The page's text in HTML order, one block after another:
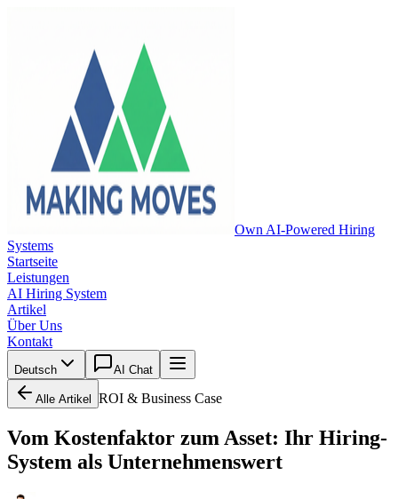
Own AI-Powered Hiring
Systems
Startseite
Leistungen
AI Hiring System
Artikel
Über Uns
Kontakt
Deutsch AI Chat
Alle Artikel ROI & Business Case
Vom Kostenfaktor zum Asset: Ihr Hiring-
System als Unternehmenswert